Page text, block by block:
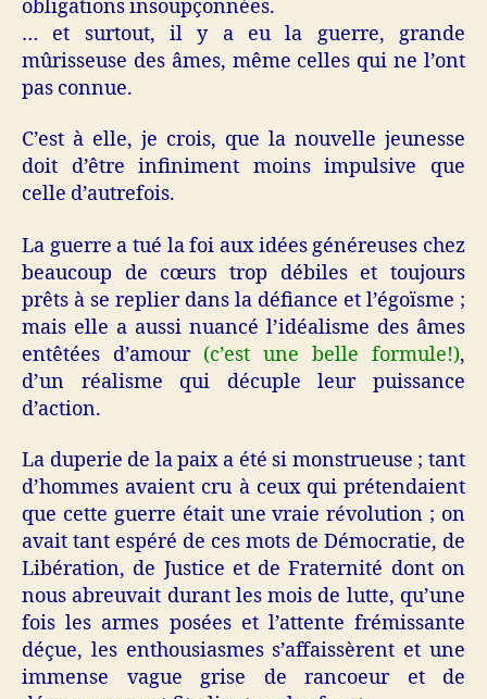
obligations insoupçonnées.
… et surtout, il y a eu la guerre, grande
mûrisseuse des âmes, même celles qui ne l’ont
pas connue.
C’est à elle, je crois, que la nouvelle jeunesse
doit d’être infiniment moins impulsive que
celle d’autrefois.
La guerre a tué la foi aux idées généreuses chez
beaucoup de cœurs trop débiles et toujours
prêts à se replier dans la défiance et l’égoïsme ;
mais elle a aussi nuancé l’idéalisme des âmes
entêtées d’amour (c’est une belle formule!),
d’un réalisme qui décuple leur puissance
d’action.
La duperie de la paix a été si monstrueuse ; tant
d’hommes avaient cru à ceux qui prétendaient
que cette guerre était une vraie révolution ; on
avait tant espéré de ces mots de Démocratie, de
Libération, de Justice et de Fraternité dont on
nous abreuvait durant les mois de lutte, qu’une
fois les armes posées et l’attente frémissante
déçue, les enthousiasmes s’affaissèrent et une
immense vague grise de rancoeur et de